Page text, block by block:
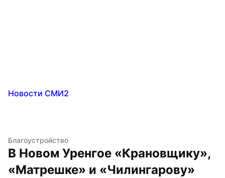
Новости СМИ2
Благоустройство
В Новом Уренгое «Крановщику»,
«Матрешке» и «Чилингарову»